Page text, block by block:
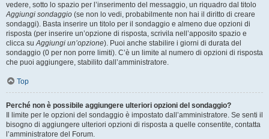
vedere, sotto lo spazio per l’inserimento del messaggio, un riquadro dal titolo
Aggiungi sondaggio (se non lo vedi, probabilmente non hai il diritto di creare
sondaggi). Basta inserire un titolo per il sondaggio e almeno due opzioni di
risposta (per inserire un’opzione di risposta, scrivila nell’apposito spazio e
clicca suAggiungi un’opzione). Puoi anche stabilire i giorni di durata del
sondaggio (0 per non porre limiti). C’è un limite al numero di opzioni di risposta
che puoi aggiungere, stabilito dall’amministratore.
Top
Perché non è possibile aggiungere ulteriori opzioni del sondaggio?
Il limite per le opzioni del sondaggio è impostato dall’amministratore. Se senti il
bisogno di aggiungere ulteriori opzioni di risposta a quelle consentite, contatta
l’amministratore del Forum.